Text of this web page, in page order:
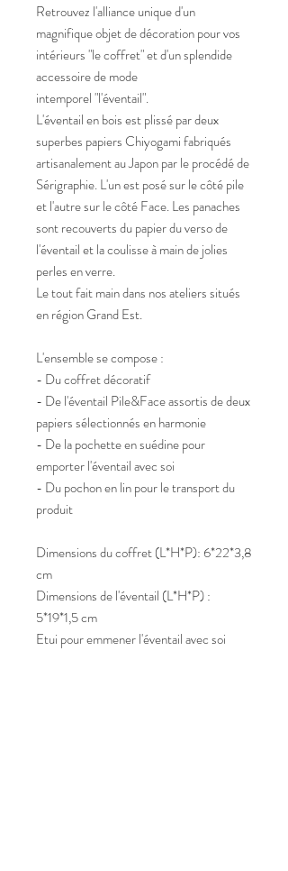
Retrouvez l'alliance unique d'un
magnifique objet de décoration pour vos
intérieurs "le coffret" et d'un splendide
accessoire de mode
intemporel "l'éventail".
L'éventail en bois est plissé par deux
superbes papiers Chiyogami fabriqués
artisanalement au Japon par le procédé de
Sérigraphie. L'un est posé sur le côté pile
et l'autre sur le côté Face. Les panaches
sont recouverts du papier du verso de
l'éventail et la coulisse à main de jolies
perles en verre.
Le tout fait main dans nos ateliers situés
en région Grand Est.
L'ensemble se compose :
- Du coffret décoratif
- De l'éventail Pile&Face assortis de deux
papiers sélectionnés en harmonie
- De la pochette en suédine pour
emporter l'éventail avec soi
- Du pochon en lin pour le transport du
produit
Dimensions du coffret (L*H*P): 6*22*3,8
cm
Dimensions de l'éventail (L*H*P) :
5*19*1,5 cm
Etui pour emmener l'éventail avec soi